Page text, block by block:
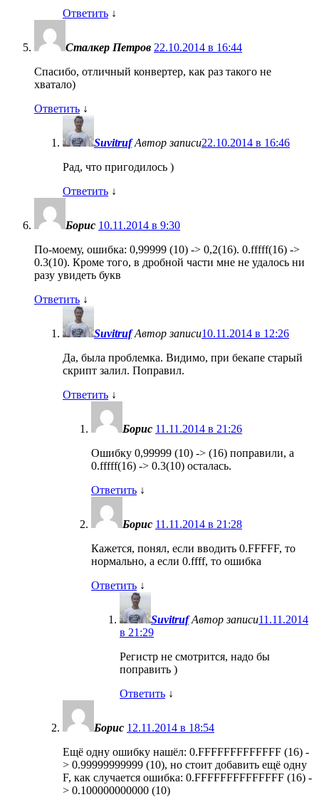
Ответить ↓
Сталкер Петров 22.10.2014 в 16:44
Cпасибо, отличный конвертер, как раз такого не
хватало)
Ответить ↓
Suvitruf Автор записи22.10.2014 в 16:46
Рад, что пригодилось )
Ответить ↓
Борис 10.11.2014 в 9:30
По-моему, ошибка: 0,99999 (10) -> 0,2(16). 0.fffff(16) ->
0.3(10). Кроме того, в дробной части мне не удалось ни
разу увидеть букв
Ответить ↓
Suvitruf Автор записи10.11.2014 в 12:26
Да, была проблемка. Видимо, при бекапе старый
скрипт залил. Поправил.
Ответить ↓
Борис 11.11.2014 в 21:26
Ошибку 0,99999 (10) -> (16) поправили, а
0.fffff(16) -> 0.3(10) осталась.
Ответить ↓
Борис 11.11.2014 в 21:28
Кажется, понял, если вводить 0.FFFFF, то
нормально, а если 0.ffff, то ошибка
Ответить ↓
Suvitruf Автор записи11.11.2014
в 21:29
Регистр не смотрится, надо бы
поправить )
Ответить ↓
Борис 12.11.2014 в 18:54
Ещё одну ошибку нашёл: 0.FFFFFFFFFFFFF (16) -
> 0.99999999999 (10), но стоит добавить ещё одну
F, как случается ошибка: 0.FFFFFFFFFFFFFF (16) -
> 0.100000000000 (10)